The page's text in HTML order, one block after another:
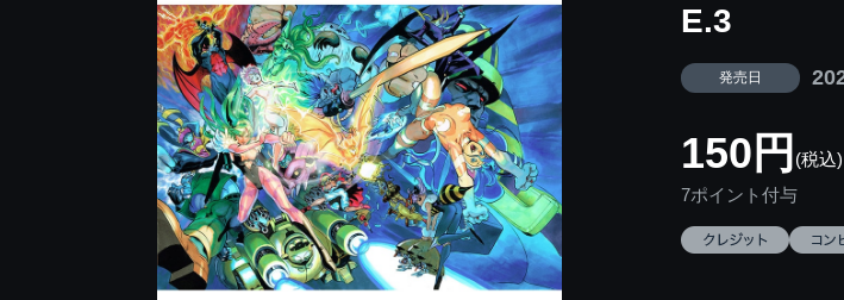
E.3
発売日
150円 (税込)
7ポイント付与